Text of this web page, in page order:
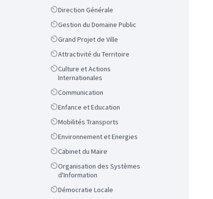
ScopeDirection Générale
ScopeGestion du Domaine Public
ScopeGrand Projet de Ville
ScopeAttractivité du Territoire
Scope
Culture et Actions
Internationales
ScopeCommunication
ScopeEnfance et Education
ScopeMobilités Transports
ScopeEnvironnement et Energies
ScopeCabinet du Maire
Scope
Organisation des Systèmes
d'Information
ScopeDémocratie Locale